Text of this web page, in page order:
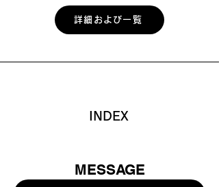
詳細および一覧
INDEX
MESSAGE